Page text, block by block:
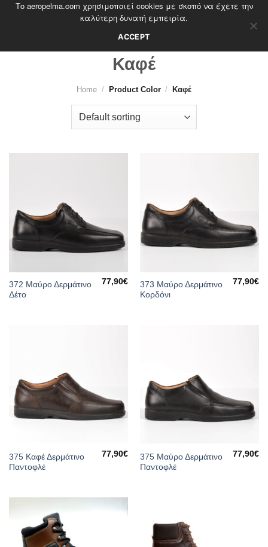
Skip
Καφέ
Home / Product Color / Καφέ
372 Μαύρο Δερμάτινο
Δέτο
77,90€
373 Μαύρο Δερμάτινο
Κορδόνι
77,90€
375 Καφέ Δερμάτινο
Παντοφλέ
77,90€
375 Μαύρο Δερμάτινο
Παντοφλέ
77,90€
Το aeropelma.com χρησιμοποιεί cookies με σκοπό να έχετε την
καλύτερη δυνατή εμπειρία.
ACCEPT